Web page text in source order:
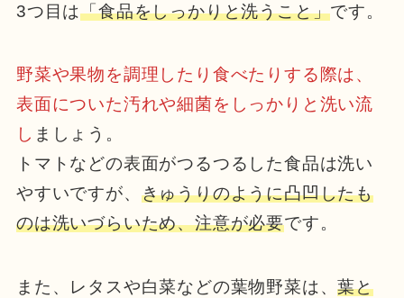
3つ目は「食品をしっかりと洗うこと」です。
野菜や果物を調理したり食べたりする際は、
表面についた汚れや細菌をしっかりと洗い流
し ましょう。
トマトなどの表面がつるつるした食品は洗い
やすいですが、 きゅうりのように凸凹したも
のは洗いづらいため、注意が必要です。
また、レタスや白菜などの葉物野菜は、葉と